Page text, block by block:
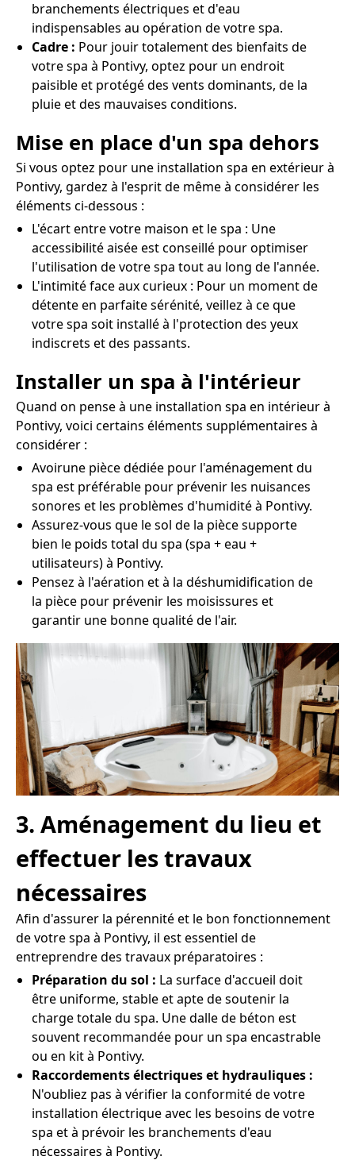
branchements électriques et d'eau
indispensables au opération de votre spa.
Cadre : Pour jouir totalement des bienfaits de
votre spa à Pontivy, optez pour un endroit
paisible et protégé des vents dominants, de la
pluie et des mauvaises conditions.
Mise en place d'un spa dehors
Si vous optez pour une installation spa en extérieur à
Pontivy, gardez à l'esprit de même à considérer les
éléments ci-dessous :
L'écart entre votre maison et le spa : Une
accessibilité aisée est conseillé pour optimiser
l'utilisation de votre spa tout au long de l'année.
L'intimité face aux curieux : Pour un moment de
détente en parfaite sérénité, veillez à ce que
votre spa soit installé à l'protection des yeux
indiscrets et des passants.
Installer un spa à l'intérieur
Quand on pense à une installation spa en intérieur à
Pontivy, voici certains éléments supplémentaires à
considérer :
Avoirune pièce dédiée pour l'aménagement du
spa est préférable pour prévenir les nuisances
sonores et les problèmes d'humidité à Pontivy.
Assurez-vous que le sol de la pièce supporte
bien le poids total du spa (spa + eau +
utilisateurs) à Pontivy.
Pensez à l'aération et à la déshumidification de
la pièce pour prévenir les moisissures et
garantir une bonne qualité de l'air.
3. Aménagement du lieu et
effectuer les travaux
nécessaires
Afin d'assurer la pérennité et le bon fonctionnement
de votre spa à Pontivy, il est essentiel de
entreprendre des travaux préparatoires :
Préparation du sol : La surface d'accueil doit
être uniforme, stable et apte de soutenir la
charge totale du spa. Une dalle de béton est
souvent recommandée pour un spa encastrable
ou en kit à Pontivy.
Raccordements électriques et hydrauliques :
N'oubliez pas à vérifier la conformité de votre
installation électrique avec les besoins de votre
spa et à prévoir les branchements d'eau
nécessaires à Pontivy.